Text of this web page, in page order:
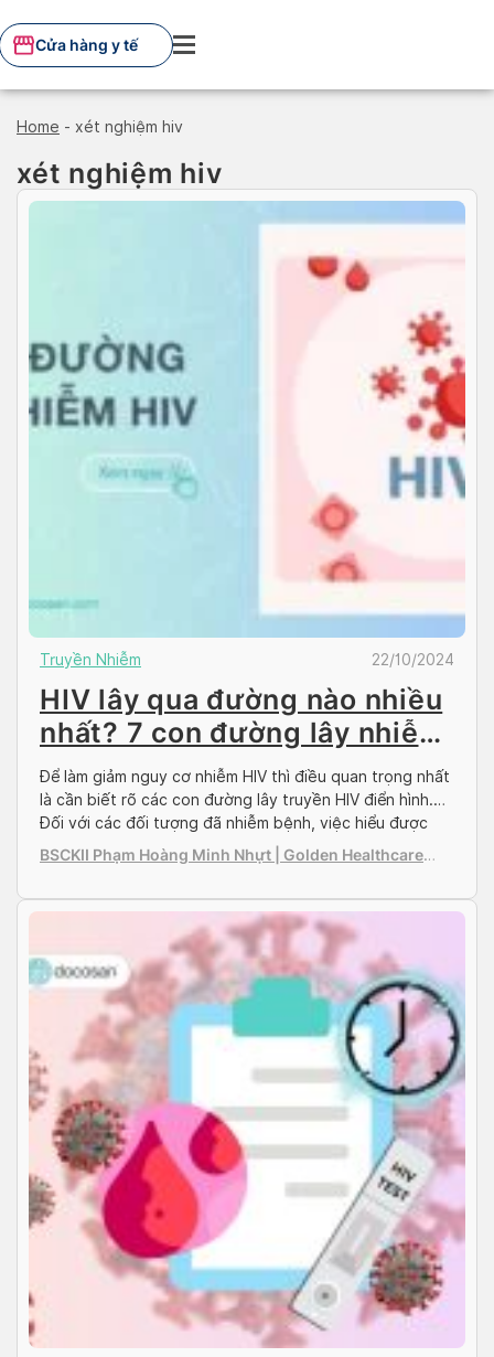
to
content
Cửa hàng y tế
Home - xét nghiệm hiv
xét nghiệm hiv
Truyền Nhiễm 22/10/2024
HIV lây qua đường nào nhiều
nhất? 7 con đường lây nhiễm
bạn nên biết
Để làm giảm nguy cơ nhiễm HIV thì điều quan trọng nhất
là cần biết rõ các con đường lây truyền HIV điển hình.
Đối với các đối tượng đã nhiễm bệnh, việc hiểu được
con đường lây nhiễm còn giúp hạn chế lây nhiễm cho
người khác. Vậy HIV lây qua đường nào? Cùng […]
BSCKII Phạm Hoàng Minh Nhựt | Golden Healthcare